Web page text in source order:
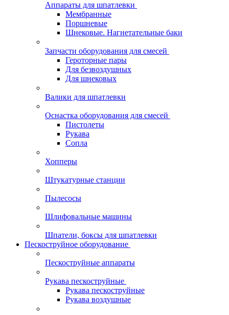
Аппараты для шпатлевки
Мембранные
Поршневые
Шнековые. Нагнетательные баки
Запчасти оборудования для смесей
Героторные пары
Для безвоздушных
Для шнековых
Валики для шпатлевки
Оснастка оборудования для смесей
Пистолеты
Рукава
Сопла
Хопперы
Штукатурные станции
Пылесосы
Шлифовальные машины
Шпатели, боксы для шпатлевки
Пескоструйное оборудование
Пескоструйные аппараты
Рукава пескоструйные
Рукава пескоструйные
Рукава воздушные